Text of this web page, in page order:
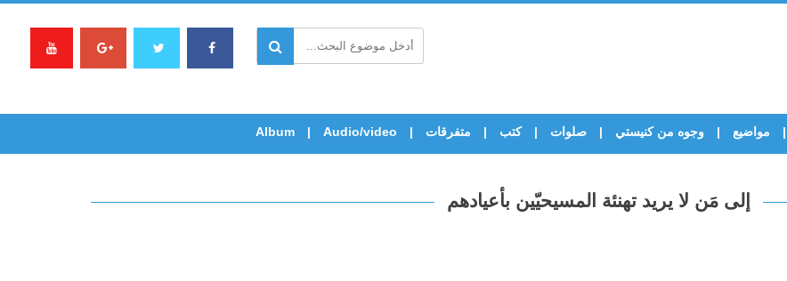
مواضيع وجوه من كنيستي صلوات كتب متفرقات Audio/video
Album
إلى مَن لا يريد تهنئة المسيحيّين بأعيادهم